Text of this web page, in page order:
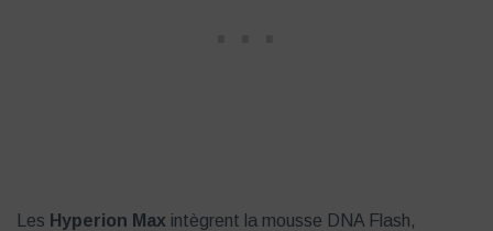
Les Hyperion Max intègrent la mousse DNA Flash,